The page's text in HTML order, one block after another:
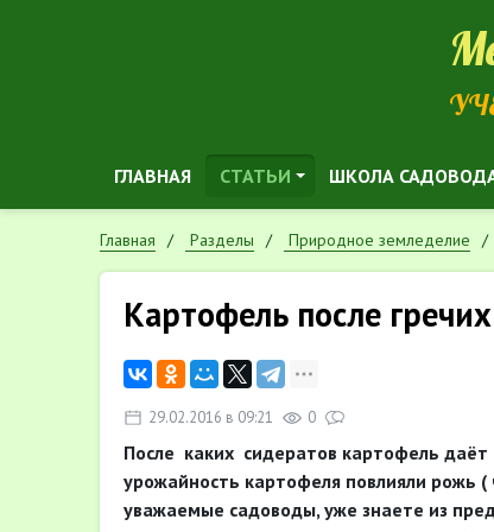
ГЛАВНАЯ СТАТЬИ ШКОЛА
Главная Разделы Природное земледелие
Картофель после
29.02.2016 в 09:21 0
После каких сидератов картофель
урожайность картофеля повлияли рожь (
уважаемые садоводы, уже знаете из